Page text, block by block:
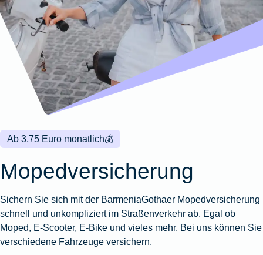
Wohnungsschutzbrief
Zur
Produktübersicht
Gewässerschadenhaftpflicht
Zur
Produktübersicht
Zur
Produktübersicht
Reisehaftpflichtversicherung
Reiserücktrittsversicherung
Zur
Produktübersicht
Zur
Produktübersicht
Zur
Produktübersicht
Zur
Produktübersicht
Montageversicherung
Zur
Produktübersicht
Gruppenunfall für
Betriebe
Gruppenunfall für
Vereine
Produktübersicht
Kunstversicherung
Ausstellungsversicherung
Valorenversicherung
Oldtimersammlungsversicherung
Zur
💰
Ab 3,75 Euro monatlich
Mopedversicherung
Sichern Sie sich mit der Barmenia­Gothaer Mopedversicherung
schnell und unkompliziert im Straßenverkehr ab. Egal ob
Moped, E-Scooter, E-Bike und vieles mehr. Bei uns können Sie
verschiedene Fahrzeuge versichern.